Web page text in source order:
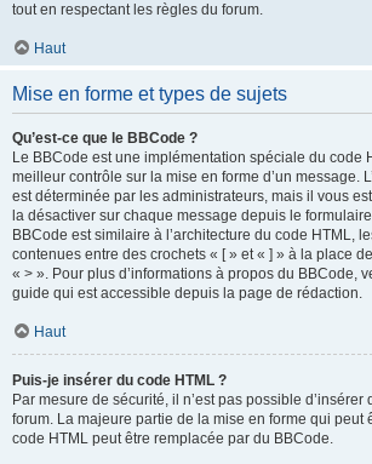
tout en respectant les règles du forum.
Haut
Mise en forme et types de sujets
Qu’est-ce que le BBCode ?
Le BBCode est une implémentation spéciale du code
meilleur contrôle sur la mise en forme d’un message.
est déterminée par les administrateurs, mais il vous
la désactiver sur chaque message depuis le
BBCode est similaire à l’architecture du code HTML,
contenues entre des crochets « [ » et « ] » à la place
« > ». Pour plus d’informations à propos du BBCode,
guide qui est accessible depuis la page de rédaction.
Haut
Puis-je insérer du code HTML ?
Par mesure de sécurité, il n’est pas possible d’insérer
forum. La majeure partie de la mise en forme qui peut
code HTML peut être remplacée par du BBCode.